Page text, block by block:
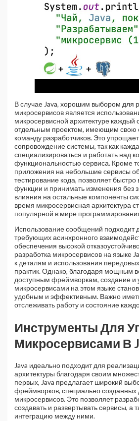
В случае Java, хорошим выбором для
микросервисов является
микросервисной архитектуре каждый
отдельным проектом, имеющим свою
команду разработчиков. Это
сопровождение системы, так как
специализироваться и работать над
функциональностью сервиса. Кроме
приложения на небольшие сервисы
тестирование кода, позволяет
функции и принимать изменения без
влияния на остальные компоненты
время микросервисная архитектура
популярной в мире
Использование сообщений подходит
требующих асинхронного
обеспечения высокой
разработка микросервисов на языке
к деталям и использования
практик. Однако, благодаря мощным
доступным фреймворкам, создание и
микросервисами на этом языке
удобным и эффективным. Важно
отслеживать работу и состояние
Инструменты Для
Микросервисами В
Java идеально подходит для
архитектуры благодаря своим
первых, Java предлагает широкий
фреймворков, специально созданных
микросервисов. Это позволяет
создавать и развертывать сервисы, а
интеграцию между ними.